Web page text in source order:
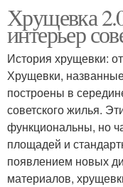
Хрущевка
интерьер
История хрущевки:
Хрущевки,
построены в
советского жилья.
функциональны, но
площадей и
появлением новых
материалов,